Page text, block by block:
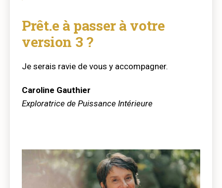
Prêt.e à passer à votre
version 3 ?
Je serais ravie de vous y accompagner.
Caroline Gauthier
Exploratrice de Puissance Intérieure